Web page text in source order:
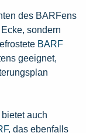
des BARFens
sondern
BARF
geeignet,
auch
, das ebenfalls